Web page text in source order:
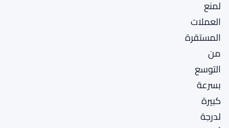
لمنع
العملات
المستقرة
من
التوسع
بسرعة
كبيرة
لدرجة